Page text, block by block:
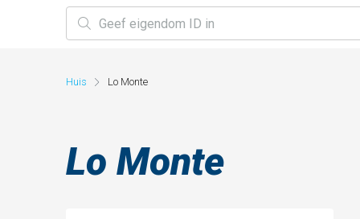
Huis Lo Monte
Lo Monte